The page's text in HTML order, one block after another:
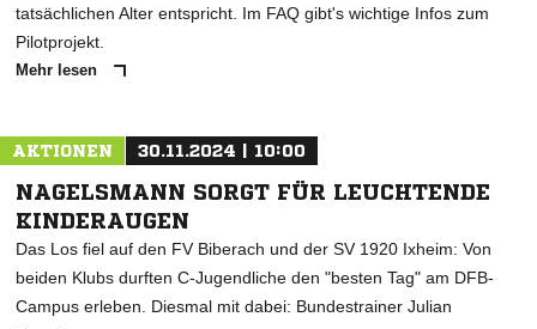
tatsächlichen Alter entspricht. Im FAQ gibt's wichtige Infos zum
Pilotprojekt.
Mehr lesen
AKTIONEN 30.11.2024 | 10:00
NAGELSMANN SORGT FÜR LEUCHTENDE
KINDERAUGEN
Das Los fiel auf den FV Biberach und der SV 1920 Ixheim: Von
beiden Klubs durften C-Jugendliche den "besten Tag" am DFB-
Campus erleben. Diesmal mit dabei: Bundestrainer Julian